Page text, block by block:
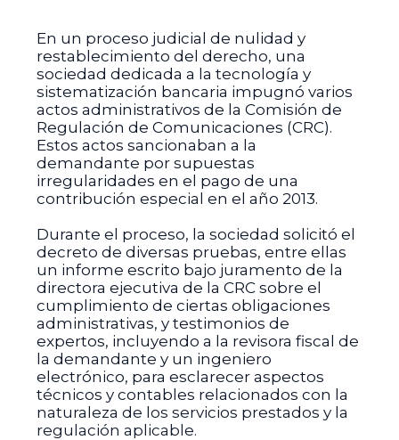
En un proceso judicial de nulidad y
restablecimiento del derecho, una
sociedad dedicada a la tecnología y
sistematización bancaria impugnó varios
actos administrativos de la Comisión de
Regulación de Comunicaciones (CRC).
Estos actos sancionaban a la
demandante por supuestas
irregularidades en el pago de una
contribución especial en el año 2013.
Durante el proceso, la sociedad solicitó el
decreto de diversas pruebas, entre ellas
un informe escrito bajo juramento de la
directora ejecutiva de la CRC sobre el
cumplimiento de ciertas obligaciones
administrativas, y testimonios de
expertos, incluyendo a la revisora fiscal de
la demandante y un ingeniero
electrónico, para esclarecer aspectos
técnicos y contables relacionados con la
naturaleza de los servicios prestados y la
regulación aplicable.